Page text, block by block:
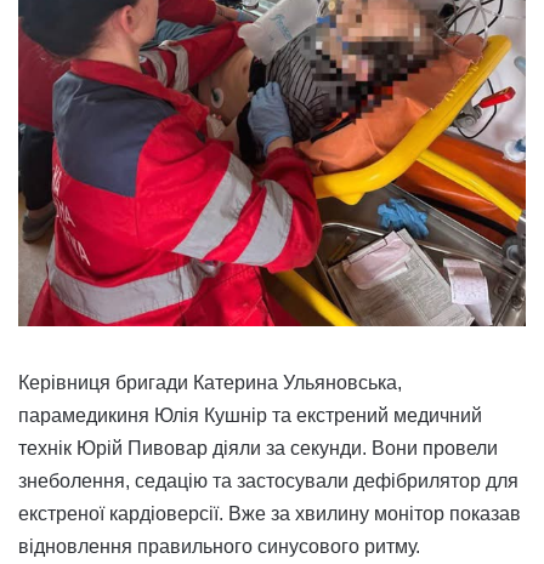
Керівниця бригади Катерина Ульяновська,
парамедикиня Юлія Кушнір та екстрений медичний
технік Юрій Пивовар діяли за секунди. Вони провели
знеболення, седацію та застосували дефібрилятор для
екстреної кардіоверсії. Вже за хвилину монітор показав
відновлення правильного синусового ритму.